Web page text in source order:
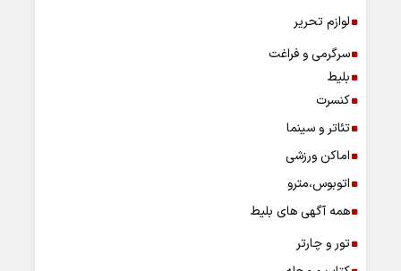
لوازم تحریر
سرگرمی و فراغت
بلیط
کنسرت
تئاتر و سینما
اماکن ورزشی
اتوبوس،مترو
همه آگهی های بلیط
تور و چارتر